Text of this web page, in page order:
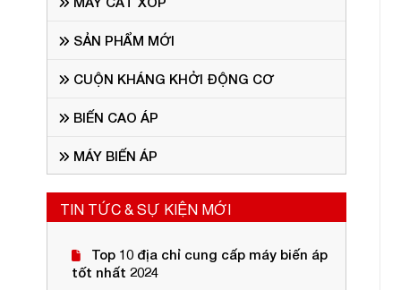
SẢN PHẨM MỚI
CUỘN KHÁNG KHỞI ĐỘNG CƠ
BIẾN CAO ÁP
MÁY BIẾN ÁP
TIN TỨC & SỰ KIỆN MỚI
Top 10 địa chỉ cung cấp máy biến áp
tốt nhất 2024